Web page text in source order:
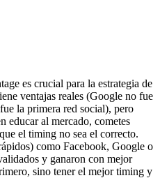
es crucial para la estrategia de
ventajas reales (Google no fue
la primera red social), pero
educar al mercado, cometes
el timing no sea el correcto.
como Facebook, Google o
y ganaron con mejor
sino tener el mejor timing y